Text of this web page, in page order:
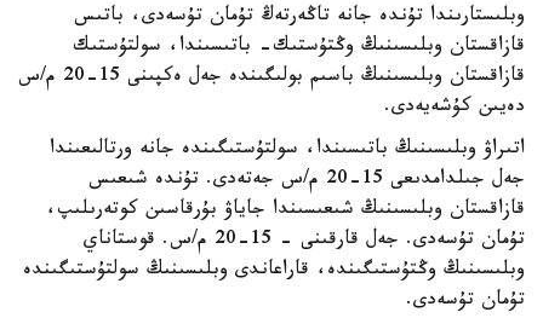
وبلىستارىندا تۇندە جانە تاڭەرتەڭ تۇمان تۇسەدى، باتىس
قازاقستان وبلىسىنىڭ وڭتۇستىك- باتىسىندا، سولتۇستىك
قازاقستان وبلىسىنىڭ باسىم بولىگىندە جەل ەكپىنى 15-20 م/س
دەيىن كۇشەيەدى.
اتىراۋ وبلىسىنىڭ باتىسىندا، سولتۇستىگىندە جانە ورتالىعىندا
جەل جىلدامدىعى 15-20 م/س جەتەدى. تۇندە شىعىس
قازاقستان وبلىسىنىڭ شىعىسىندا جاياۋ بۇرقاسىن كوتەرىلىپ،
تۇمان تۇسەدى. جەل قارقىنى - 15-20 م/س. قوستاناي
وبلىسىنىڭ وڭتۇستىگىندە، قاراعاندى وبلىسىنىڭ سولتۇستىگىندە
تۇمان تۇسەدى.